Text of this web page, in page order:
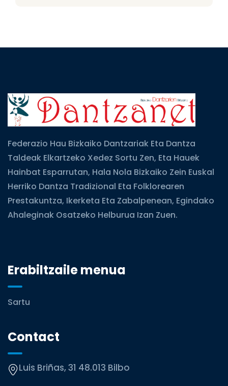
Federazio Hau Bizkaiko Dantzariak Eta Dantza
Taldeak Elkartzeko Xedez Sortu Zen, Eta Hauek
Hainbat Esparrutan, Hala Nola Bizkaiko Zein Euskal
Herriko Dantza Tradizional Eta Folklorearen
Prestakuntza, Ikerketa Eta Zabalpenean, Egindako
Ahaleginak Osatzeko Helburua Izan Zuen.
Erabiltzaile menua
Sartu
Contact
Luis Briñas, 31 48.013 Bilbo